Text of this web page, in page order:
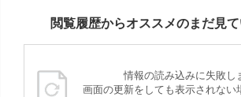
閲覧履歴からオススメのまだ見
情報の読み込みに失敗し
画面の更新をしても表示されない